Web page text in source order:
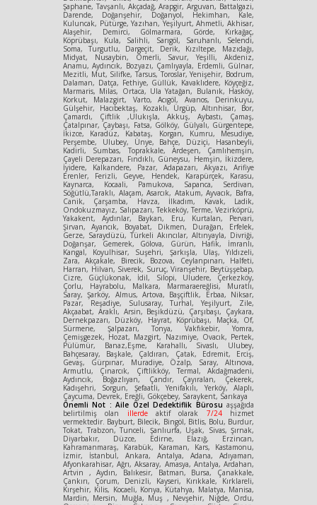
Şaphane, Tavşanlı, Akçadağ, Arapgir, Arguvan, Battalgazi,
Darende, Doğanşehir, Doğanyol, Hekimhan, Kale,
Kuluncak, Pütürge, Yazıhan, Yeşilyurt, Ahmetli, Akhisar,
Alaşehir, Demirci, Gölmarmara, Görde, Kırkağaç,
Köprübaşı, Kula, Salihli, Sarıgöl, Saruhanlı, Selendi,
Soma, Turgutlu, Dargeçit, Derik, Kızıltepe, Mazıdağı,
Midyat, Nusaybin, Ömerli, Savur, Yeşilli, Akdeniz,
Anamu, Aydıncık, Bozyazı, Çamlıyayla, Erdemli, Gülnar,
Mezitli, Mut, Silifke, Tarsus, Toroslar, Yenişehir, Bodrum,
Dalaman, Datça, Fethiye, Güllük, Kavaklıdere, Köyçeğiz,
Marmaris, Milas, Ortaca, Ula Yatağan, Bulanık, Hasköy,
Korkut, Malazgirt, Varto, Acıgöl, Avanos, Derinkuyu,
Gülşehir, Hacıbektaş, Kozaklı, Ürgüp, Altınhisar, Bor,
Çamardı, Çiftlik ,Ulukışla, Akkuş, Aybastı, Çamaş,
Çatalpınar, Çaybaşı, Fatsa, Gölköy, Gülyalı, Gürgentepe,
İkizce, Karadüz, Kabataş, Korgan, Kumru, Mesudiye,
Perşembe, Ulubey, Ünye, Bahçe, Düziçi, Hasanbeyli,
Kadirli, Sumbas, Toprakkale, Ardeşen, Çamlıhemşin,
Çayeli Derepazarı, Fındıklı, Güneysu, Hemşin, İkizdere,
İyidere, Kalkandere, Pazar, Adapazarı, Akyazı, Arifiye
Erenler, Ferizli, Geyve, Hendek, Karapürçek, Karasu,
Kaynarca, Kocaali, Pamukova, Sapanca, Serdivan,
Söğütlü,Taraklı, Alaçam, Asarcık, Atakum, Ayvacık, Bafra,
Canik, Çarşamba, Havza, İlkadım, Kavak, Ladik,
Ondokuzmayız, Salıpazarı, Tekkeköy, Terme, Vezirköprü,
Yakakent, Aydınlar, Baykan, Eru, Kurtalan, Pervari,
Şirvan, Ayancık, Boyabat, Dikmen, Durağan, Erfelek,
Gerze, Saraydüzü, Türkeli Akıncılar, Altınyayla, Divriği,
Doğanşar, Gemerek, Gölova, Gürün, Hafik, İmranlı,
Kangal, Koyulhisar, Suşehri, Şarkışla, Ulaş, Yıldızeli,
Zara, Akçakale, Birecik, Bozova, Ceylanpınarı, Halfeti,
Harran, Hilvan, Siverek, Suruç, Viranşehir, Beytüşşebap,
Cizre, Güçlükonak, İdil, Silopi, Uludere, Çerkezköy,
Çorlu, Hayrabolu, Malkara, Marmaraereğlisi, Muratlı,
Saray, Şarköy, Almus, Artova, Başçiftlik, Erbaa, Niksar,
Pazar, Reşadiye, Sulusaray, Turhal, Yeşilyurt, Zile,
Akçaabat, Araklı, Arsin, Beşikdüzü, Çarşıbaşı, Çaykara,
Dernekpazarı, Düzköy, Hayrat, Köprübaşı, Maçka, Of,
Sürmene, Şalpazarı, Tonya, Vakfıkebir, Yomra,
Çemişgezek, Hozat, Mazgirt, Nazımiye, Ovacık, Pertek,
Pülümür, Banaz,Eşme, Karahallı, Sivaslı, Ulubey,
Bahçesaray, Başkale, Çaldıran, Çatak, Edremit, Erciş,
Gevaş, Gürpınar, Muradiye, Özalp, Saray, Altınova,
Armutlu, Çınarcık, Çiftlikköy, Termal, Akdağmadeni,
Aydıncık, Boğazlıyan, Çandır, Çayıralan, Çekerek,
Kadışehri, Sorgun, Şefaatli, Yenifakılı, Yerköy, Alaplı,
Çaycuma, Devrek, Ereğli, Gökçebey, Saraykent, Sarıkaya
Önemli Not : Aile Özel Dedektiflik Bürosu aşşağıda
belirtilmiş olan illerdeaktif olarak 7/24hizmet
vermektedir. Bayburt, Bilecik, Bingöl, Bitlis, Bolu, Burdur,
Tokat, Trabzon, Tunceli, Şanlıurfa, Uşak, Sivas, Şırnak,
Diyarbakır, Düzce, Edirne, Elazığ, Erzincan,
Kahramanmaraş, Karabük, Karaman, Kars, Kastamonu,
İzmir, İstanbul, Ankara, Antalya, Adana, Adıyaman,
Afyonkarahisar, Ağrı, Aksaray, Amasya, Antalya, Ardahan,
Artvin , Aydın, Balıkesir, Batman, Bursa, Çanakkale,
Çankırı, Çorum, Denizli, Kayseri, Kırıkkale, Kırklareli,
Kırşehir, Kilis, Kocaeli, Konya, Kütahya, Malatya, Manisa,
Mardin, Mersin, Muğla, Muş , Nevşehir, Niğde, Ordu,